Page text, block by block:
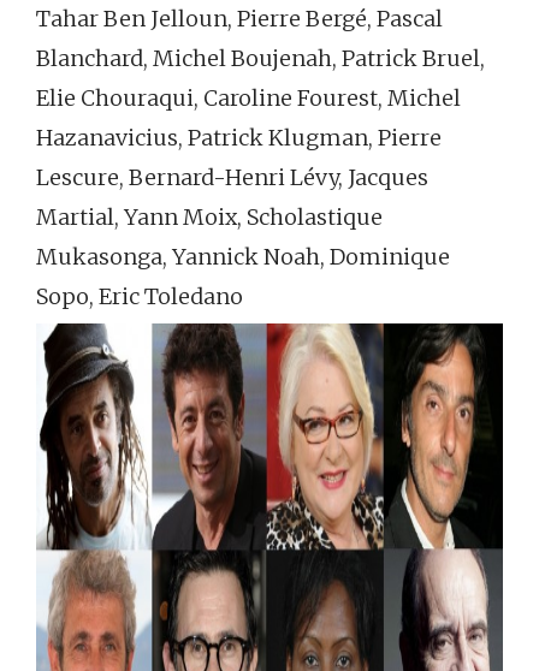
Tahar Ben Jelloun, Pierre Bergé, Pascal
Blanchard, Michel Boujenah, Patrick Bruel,
Elie Chouraqui, Caroline Fourest, Michel
Hazanavicius, Patrick Klugman, Pierre
Lescure, Bernard-Henri Lévy, Jacques
Martial, Yann Moix, Scholastique
Mukasonga, Yannick Noah, Dominique
Sopo, Eric Toledano